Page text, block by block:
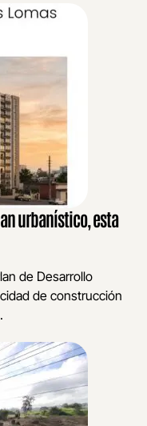
urbanístico, esta
de Desarrollo
de construcción